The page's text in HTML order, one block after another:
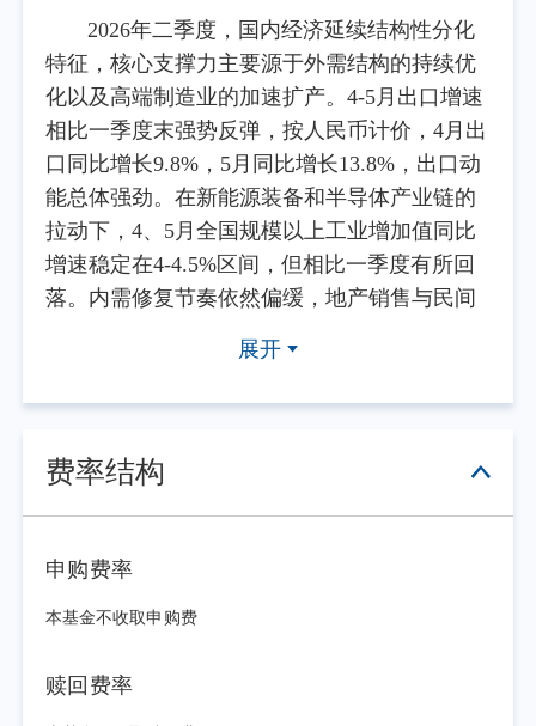
2026年二季度，国内经济延续结构性分化
特征，核心支撑力主要源于外需结构的持续优
化以及高端制造业的加速扩产。4-5月出口增速
相比一季度末强势反弹，按人民币计价，4月出
口同比增长9.8%，5月同比增长13.8%，出口动
能总体强劲。在新能源装备和半导体产业链的
拉动下，4、5月全国规模以上工业增加值同比
增速稳定在4-4.5%区间，但相比一季度有所回
落。内需修复节奏依然偏缓，地产销售与民间
均温和上涨1.2%，延续低位温和运行；而受国
际大宗商品价格传导影响，5月PPI同比冲高至
本向终端传导受阻，中下游实体经济微观利润
的支撑，二季度债券收益率先下后上，整体震
政策利率，银行发行同业存单的需求也较弱，
10BP。进入6月，央行更加重视资金投放和回
展开
费率结构
申购费率
本基金不收取申购费
赎回费率